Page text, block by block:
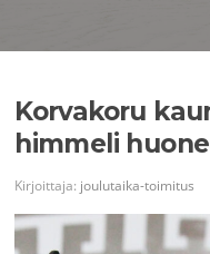
Korvakoru
himmeli
Kirjoittaja: joulutaika-toimitus